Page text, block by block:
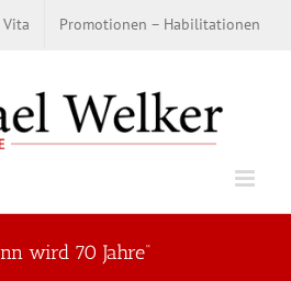
Vita Promotionen – Habilitationen
wird 70 Jahre“